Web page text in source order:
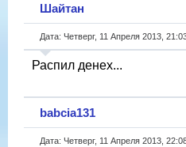
Шайтан
Дата: Четверг, 11 Апреля 2013,
Распил денех...
babcia131
Дата: Четверг, 11 Апреля 2013,